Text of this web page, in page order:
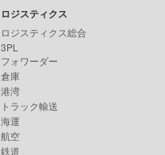
ロジスティクス
ロジスティクス総合
3PL
フォワーダー
倉庫
港湾
トラック輸送
海運
航空
鉄道